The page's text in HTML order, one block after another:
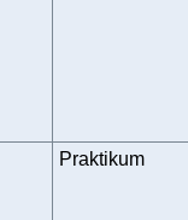
Praktikum